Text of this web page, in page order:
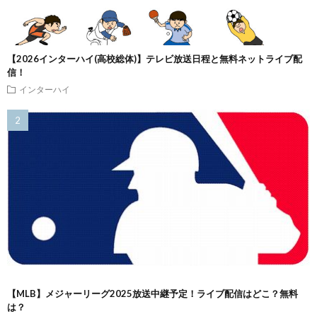
【2026インターハイ(高校総体)】テレビ放送日程と無料ネットライブ配
信！
インターハイ
【MLB】メジャーリーグ2025放送中継予定！ライブ配信はどこ？無料
は？